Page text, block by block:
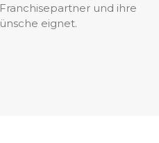
und ihre
eignet.